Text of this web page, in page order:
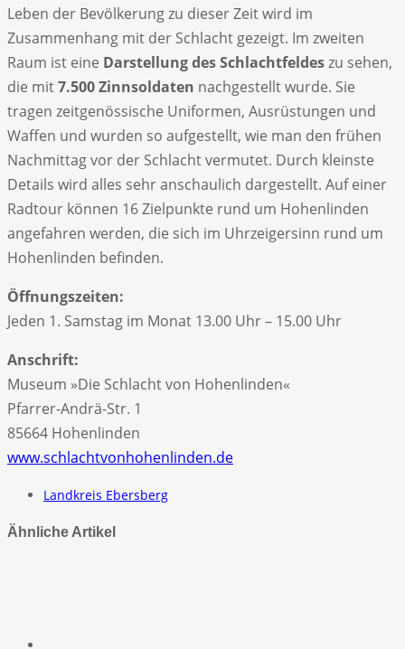
Leben der Bevölkerung zu dieser Zeit wird im
Zusammenhang mit der Schlacht gezeigt. Im zweiten
Raum ist eine Darstellung des Schlachtfeldeszu sehen,
die mit7.500 Zinnsoldaten nachgestellt wurde. Sie
tragen zeitgenössische Uniformen, Ausrüstungen und
Waffen und wurden so aufgestellt, wie man den frühen
Nachmittag vor der Schlacht vermutet. Durch kleinste
Details wird alles sehr anschaulich dargestellt. Auf einer
Radtour können 16 Zielpunkte rund um Hohenlinden
angefahren werden, die sich im Uhrzeigersinn rund um
Hohenlinden befinden.
Öffnungszeiten:
Jeden 1. Samstag im Monat 13.00 Uhr – 15.00 Uhr
Anschrift:
Museum »Die Schlacht von Hohenlinden«
Pfarrer-Andrä-Str. 1
85664 Hohenlinden
www.schlachtvonhohenlinden.de
Landkreis Ebersberg
Ähnliche Artikel